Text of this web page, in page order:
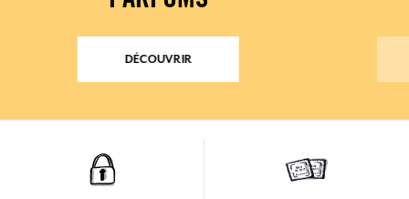
DÉCOUVRIR